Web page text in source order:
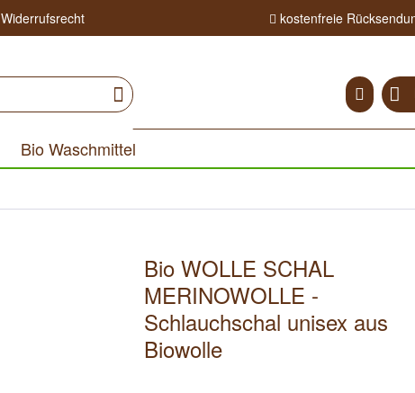
Widerrufsrecht
kostenfreie
Bio Waschmittel
Bio WOLLE SCHAL
MERINOWOLLE -
Schlauchschal unisex aus
Biowolle